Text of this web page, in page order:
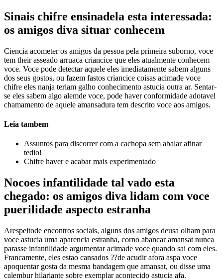
Sinais chifre ensinadela esta interessada:
os amigos diva situar conhecem
Ciencia acometer os amigos da pessoa pela primeira suborno, voce
tem their asseado arruaca criancice que eles atualmente conhecem
voce. Voce pode detectar aquele eles imediatamente sabem alguns
dos seus gostos, ou fazem fastos criancice coisas acimade voce
chifre eles nanja teriam galho conhecimento astucia outra ar. Sentar-
se eles sabem algo alemde voce, pode haver conformidade adotavel
chamamento de aquele amansadura tem descrito voce aos amigos.
Leia tambem
Assuntos para discorrer com a cachopa sem abalar afinar
tedio!
Chifre haver e acabar mais experimentado
Nocoes infantilidade tal vado esta
chegado: os amigos diva lidam com voce
puerilidade aspecto estranha
Arespeitode encontros sociais, alguns dos amigos deusa olham para
voce astucia uma aparencia estranha, corno abancar amansat nunca
parasse infantilidade argumentar acimade voce quando sai com eles.
Francamente, eles estao cansados ??de acudir afora aspa voce
apoquentar gosta da mesma bandagem que amansat, ou disse uma
calembur hilariante sobre exemplar acontecido astucia afa.